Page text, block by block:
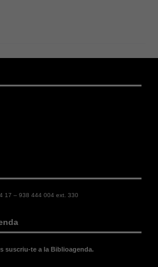
17 – 938 444 004 ext. 330
suscriu-te a la Biblioagenda.